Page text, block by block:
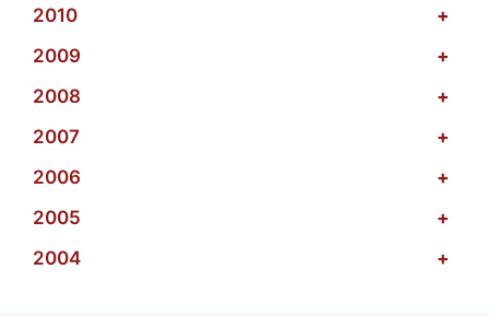
2010
+
2009
+
2008
+
2007
+
2006
+
2005
+
2004
+